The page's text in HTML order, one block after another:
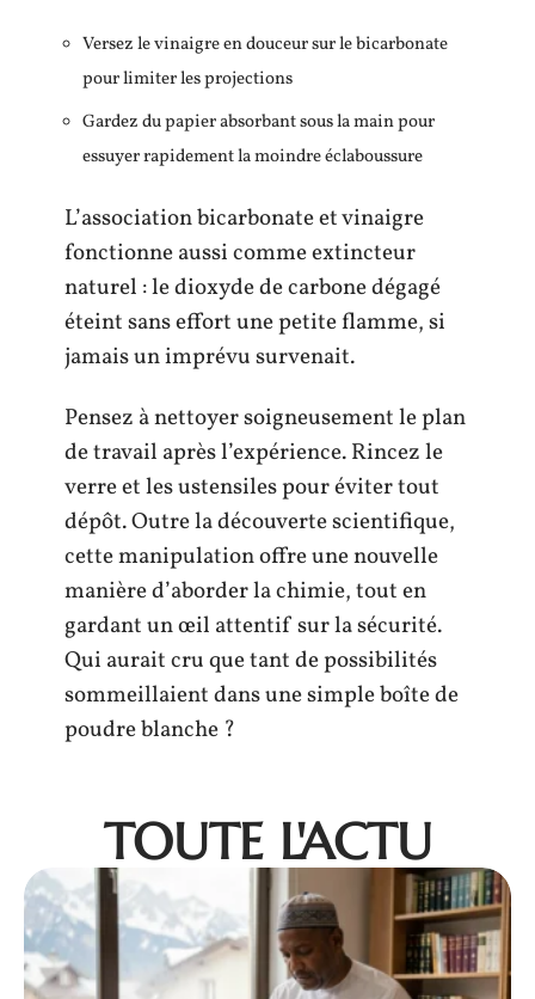
Versez le vinaigre en douceur sur le bicarbonate
pour limiter les projections
Gardez du papier absorbant sous la main pour
essuyer rapidement la moindre éclaboussure
L’association bicarbonate et vinaigre
fonctionne aussi comme extincteur
naturel : le dioxyde de carbone dégagé
éteint sans effort une petite flamme, si
jamais un imprévu survenait.
Pensez à nettoyer soigneusement le plan
de travail après l’expérience. Rincez le
verre et les ustensiles pour éviter tout
dépôt. Outre la découverte scientifique,
cette manipulation offre une nouvelle
manière d’aborder la chimie, tout en
gardant un œil attentif sur la sécurité.
Qui aurait cru que tant de possibilités
sommeillaient dans une simple boîte de
poudre blanche ?
TOUTE L'ACTU